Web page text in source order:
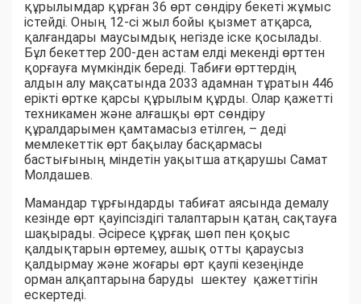
құрылымдар құрған 36 өрт сөндіру бекеті жұмыс
істейді. Оның 12-сі жыл бойы қызмет атқарса,
қалғандары маусымдық негізде іске қосылады.
Бұл бекеттер 200-ден астам елді мекенді өрттен
қорғауға мүмкіндік береді. Табиғи өрттердің
алдын алу мақсатында 2033 адамнан тұратын 446
ерікті өртке қарсы құрылым құрды. Олар қажетті
техникамен және алғашқы өрт сөндіру
құралдарымен қамтамасыз етілген, – деді
мемлекеттік өрт бақылау басқармасы
бастығының міндетін уақытша атқарушы Самат
Молдашев.
Мамандар тұрғындарды табиғат аясында демалу
кезінде өрт қауіпсіздігі талаптарын қатаң сақтауға
шақырады. Әсіресе құрғақ шөп пен қоқыс
қалдықтарын өртемеу, ашық отты қараусыз
қалдырмау және жоғары өрт қаупі кезеңінде
орман алқаптарына баруды шектеу қажеттігін
ескертеді.